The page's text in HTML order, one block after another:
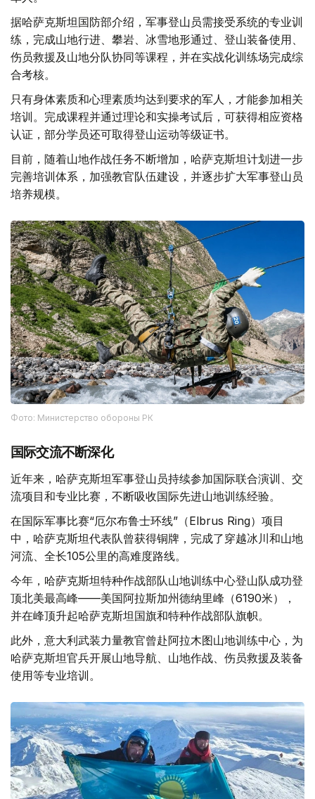
据哈萨克斯坦国防部介绍，军事登山员需接受系统的专业训
练，完成山地行进、攀岩、冰雪地形通过、登山装备使用、
伤员救援及山地分队协同等课程，并在实战化训练场完成综
合考核。
只有身体素质和心理素质均达到要求的军人，才能参加相关
培训。完成课程并通过理论和实操考试后，可获得相应资格
认证，部分学员还可取得登山运动等级证书。
目前，随着山地作战任务不断增加，哈萨克斯坦计划进一步
完善培训体系，加强教官队伍建设，并逐步扩大军事登山员
培养规模。
Фото: Министерство обороны РК
国际交流不断深化
近年来，哈萨克斯坦军事登山员持续参加国际联合演训、交
流项目和专业比赛，不断吸收国际先进山地训练经验。
在国际军事比赛“厄尔布鲁士环线”（Elbrus Ring）项目
中，哈萨克斯坦代表队曾获得铜牌，完成了穿越冰川和山地
河流、全长105公里的高难度路线。
今年，哈萨克斯坦特种作战部队山地训练中心登山队成功登
顶北美最高峰——美国阿拉斯加州德纳里峰（6190米），
并在峰顶升起哈萨克斯坦国旗和特种作战部队旗帜。
此外，意大利武装力量教官曾赴阿拉木图山地训练中心，为
哈萨克斯坦官兵开展山地导航、山地作战、伤员救援及装备
使用等专业培训。